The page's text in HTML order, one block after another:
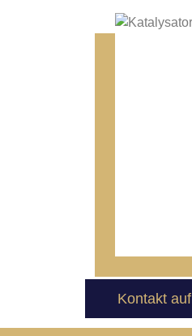
Kontakt